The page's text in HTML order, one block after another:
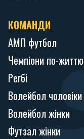
КОМАНДИ
АМП футбол
Чемпіони по-життю
Регбі
Волейбол чоловіки
Волейбол жінки
Футзал жінки